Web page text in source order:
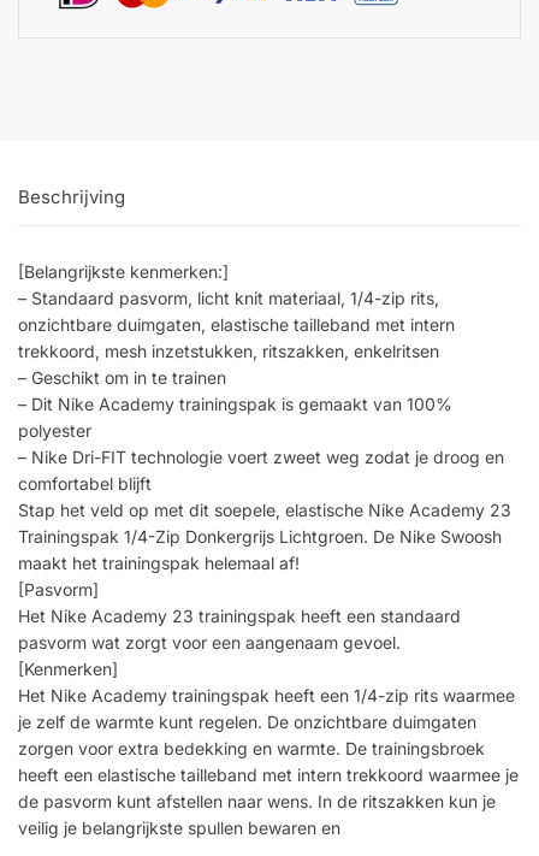
Beschrijving
[Belangrijkste kenmerken:]
– Standaard pasvorm, licht knit materiaal, 1/4-zip rits,
onzichtbare duimgaten, elastische tailleband met intern
trekkoord, mesh inzetstukken, ritszakken, enkelritsen
– Geschikt om in te trainen
– Dit Nike Academy trainingspak is gemaakt van 100%
polyester
– Nike Dri-FIT technologie voert zweet weg zodat je droog en
comfortabel blijft
Stap het veld op met dit soepele, elastische Nike Academy 23
Trainingspak 1/4-Zip Donkergrijs Lichtgroen. De Nike Swoosh
maakt het trainingspak helemaal af!
[Pasvorm]
Het Nike Academy 23 trainingspak heeft een standaard
pasvorm wat zorgt voor een aangenaam gevoel.
[Kenmerken]
Het Nike Academy trainingspak heeft een 1/4-zip rits waarmee
je zelf de warmte kunt regelen. De onzichtbare duimgaten
zorgen voor extra bedekking en warmte. De trainingsbroek
heeft een elastische tailleband met intern trekkoord waarmee je
de pasvorm kunt afstellen naar wens. In de ritszakken kun je
veilig je belangrijkste spullen bewaren en